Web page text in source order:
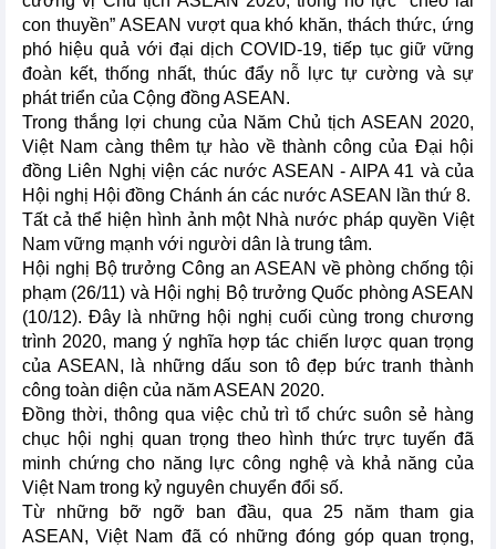
con thuyền” ASEAN vượt qua khó khăn, thách thức, ứng
phó hiệu quả với đại dịch COVID-19, tiếp tục giữ vững
đoàn kết, thống nhất, thúc đẩy nỗ lực tự cường và sự
phát triển của Cộng đồng ASEAN.
Trong thắng lợi chung của Năm Chủ tịch ASEAN 2020,
Việt Nam càng thêm tự hào về thành công của Đại hội
đồng Liên Nghị viện các nước ASEAN - AIPA 41 và của
Hội nghị Hội đồng Chánh án các nước ASEAN lần thứ 8.
Tất cả thể hiện hình ảnh một Nhà nước pháp quyền Việt
Nam vững mạnh với người dân là trung tâm.
Hội nghị Bộ trưởng Công an ASEAN về phòng chống tội
phạm (26/11) và Hội nghị Bộ trưởng Quốc phòng ASEAN
(10/12). Đây là những hội nghị cuối cùng trong chương
trình 2020, mang ý nghĩa hợp tác chiến lược quan trọng
của ASEAN, là những dấu son tô đẹp bức tranh thành
công toàn diện của năm ASEAN 2020.
Đồng thời, thông qua việc chủ trì tổ chức suôn sẻ hàng
chục hội nghị quan trọng theo hình thức trực tuyến đã
minh chứng cho năng lực công nghệ và khả năng của
Việt Nam trong kỷ nguyên chuyển đổi số.
Từ những bỡ ngỡ ban đầu, qua 25 năm tham gia
ASEAN, Việt Nam đã có những đóng góp quan trọng,